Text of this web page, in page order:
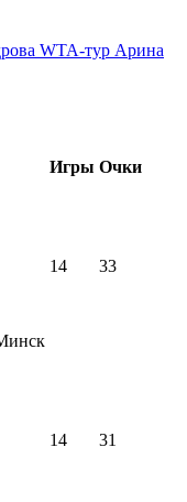
WTA-тур Арина
Игры Очки
14 33
14 31